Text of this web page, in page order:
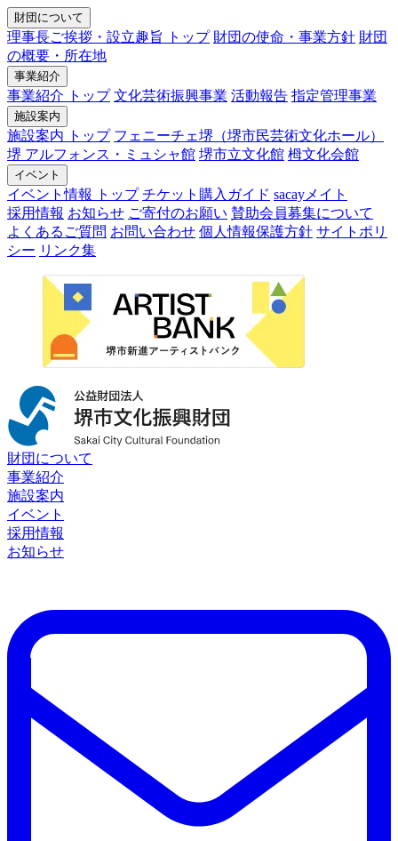
財団について
理事長ご挨拶・設立趣旨 トップ 財団の使命・事業方針 財団
の概要・所在地
事業紹介
事業紹介 トップ 文化芸術振興事業 活動報告 指定管理事業
施設案内
施設案内 トップ フェニーチェ堺（堺市民芸術文化ホール）
堺 アルフォンス・ミュシャ館 堺市立文化館 栂文化会館
イベント
イベント情報 トップ チケット購入ガイド sacayメイト
採用情報 お知らせ ご寄付のお願い 賛助会員募集について
よくあるご質問 お問い合わせ 個人情報保護方針 サイトポリ
シー リンク集
財団について
事業紹介
施設案内
イベント
採用情報
お知らせ